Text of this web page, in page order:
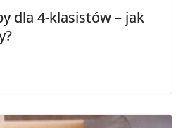
dla 4-klasistów – jak